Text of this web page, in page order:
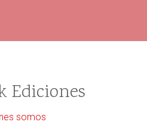
Ediciones
somos